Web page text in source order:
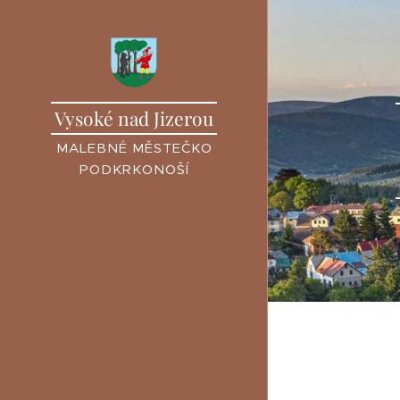
Vysoké nad Jizerou
MALEBNÉ MĚSTEČKO
PODKRKONOŠÍ